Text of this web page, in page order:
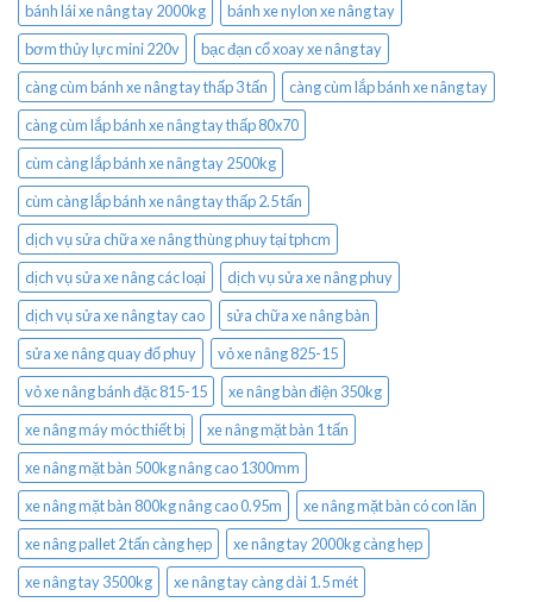
bánh lái xe nâng tay 2000kg
bánh xe nylon xe nâng tay
bơm thủy lực mini 220v
bạc đạn cổ xoay xe nâng tay
càng cùm bánh xe nâng tay thấp 3 tấn
càng cùm lắp bánh xe nâng tay
càng cùm lắp bánh xe nâng tay thấp 80x70
cùm càng lắp bánh xe nâng tay 2500kg
cùm càng lắp bánh xe nâng tay thấp 2.5 tấn
dịch vụ sửa chữa xe nâng thùng phuy tại tphcm
dịch vụ sửa xe nâng các loại
dịch vụ sửa xe nâng phuy
dịch vụ sửa xe nâng tay cao
sửa chữa xe nâng bàn
sửa xe nâng quay đổ phuy
vỏ xe nâng 825-15
vỏ xe nâng bánh đặc 815-15
xe nâng bàn điện 350kg
xe nâng máy móc thiết bị
xe nâng mặt bàn 1 tấn
xe nâng mặt bàn 500kg nâng cao 1300mm
xe nâng mặt bàn 800kg nâng cao 0.95m
xe nâng mặt bàn có con lăn
xe nâng pallet 2 tấn càng hẹp
xe nâng tay 2000kg càng hẹp
xe nâng tay 3500kg
xe nâng tay càng dài 1.5 mét